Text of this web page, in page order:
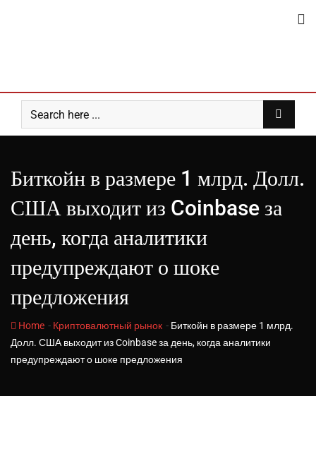
Биткойн в размере 1 млрд. Долл.
США выходит из Coinbase за
день, когда аналитики
предупреждают о шоке
предложения
Home - Криптовалютный рынок - Биткойн в размере 1 млрд.
Долл. США выходит из Coinbase за день, когда аналитики
предупреждают о шоке предложения